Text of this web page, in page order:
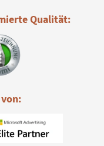
Qualität: